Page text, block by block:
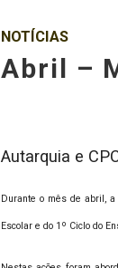
NOTÍCIAS
Abril –
Autarquia e
Durante o mês de abril,
Escolar e do 1º Ciclo do